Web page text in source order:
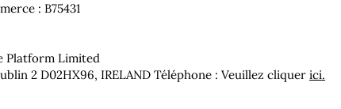
: B75431
Platform Limited
2 D02HX96, IRELAND Téléphone : Veuillez cliquer ici.